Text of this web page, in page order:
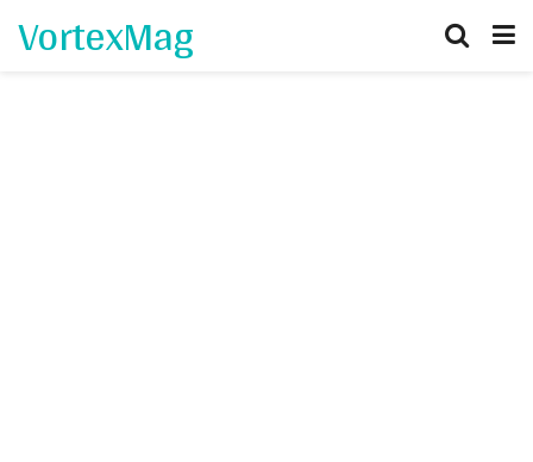
VortexMag